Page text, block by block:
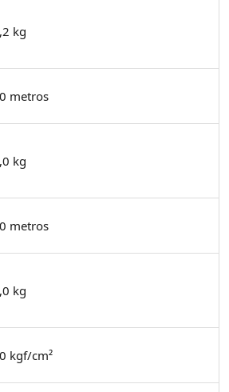
kg
metros
kg
metros
kg
kgf/cm²